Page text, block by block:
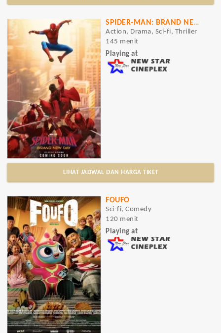
SPIDER-MAN: BRAND NEW DAY
Action, Drama, Sci-fi, Thriller
145 menit
Playing at
LIHAT JADWAL DAN HARGA TIKET
FOUFO
Sci-fi, Comedy
120 menit
Playing at